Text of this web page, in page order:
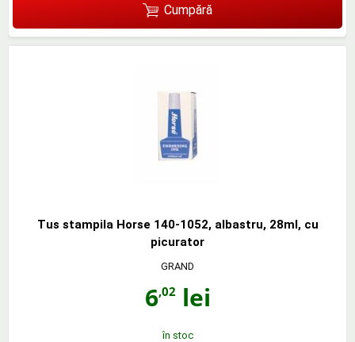
Cumpără
Tus stampila Horse 140-1052, albastru, 28ml, cu
picurator
GRAND
6,02lei
în stoc